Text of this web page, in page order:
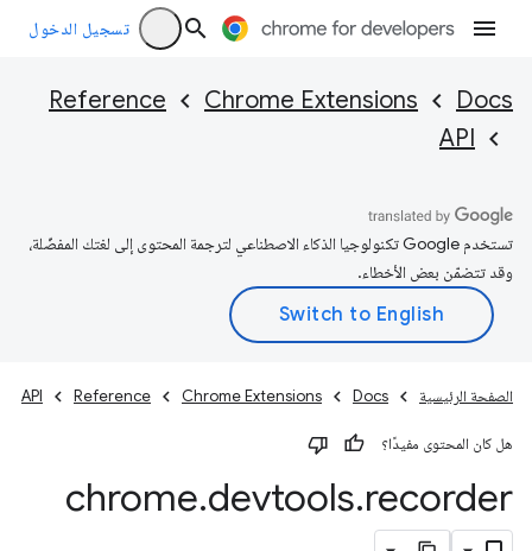
تسجيل الدخول
Docs
Chrome Extensions
Reference
API
تستخدم Google تكنولوجيا الذكاء الاصطناعي لترجمة المحتوى إلى لغتك المفضّلة،
وقد تتضمّن بعض الأخطاء.
الصفحة الرئيسية Docs
Chrome Extensions
Reference
API
هل كان المحتوى مفيدًا؟
chrome.devtools.recorder